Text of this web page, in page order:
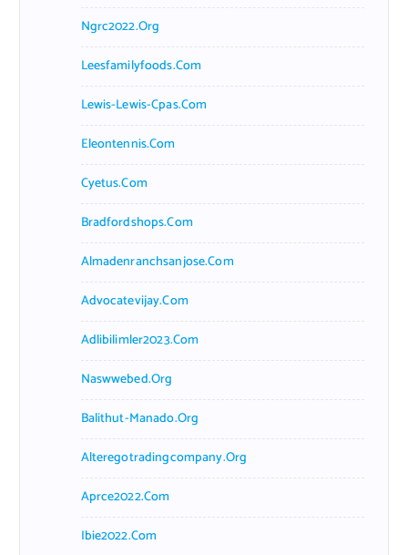
Ngrc2022.org
Leesfamilyfoods.com
Lewis-Lewis-Cpas.com
Eleontennis.com
Cyetus.com
Bradfordshops.com
Almadenranchsanjose.com
Advocatevijay.com
Adlibilimler2023.com
Naswwebed.org
Balithut-Manado.org
Alteregotradingcompany.org
Aprce2022.com
Ibie2022.com